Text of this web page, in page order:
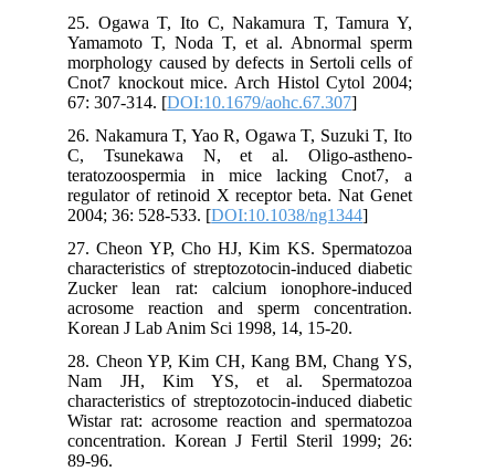
25. Ogawa T, Ito C, Nakamura T, Tamura Y,
Yamamoto T, Noda T, et al. Abnormal sperm
morphology caused by defects in Sertoli cells of
Cnot7 knockout mice. Arch Histol Cytol 2004;
67: 307-314. [DOI:10.1679/aohc.67.307
26. Nakamura T, Yao R, Ogawa T, Suzuki T, Ito
C, Tsunekawa N, et al. Oligo-astheno-
teratozoospermia in mice lacking Cnot7, a
regulator of retinoid X receptor beta. Nat Genet
2004; 36: 528-533. [DOI:10.1038/ng1344
27. Cheon YP, Cho HJ, Kim KS. Spermatozoa
characteristics of streptozotocin-induced diabetic
Zucker lean rat: calcium ionophore-induced
acrosome reaction and sperm concentration.
Korean J Lab Anim Sci 1998, 14, 15-20.
28. Cheon YP, Kim CH, Kang BM, Chang YS,
Nam JH, Kim YS, et al. Spermatozoa
characteristics of streptozotocin-induced diabetic
Wistar rat: acrosome reaction and spermatozoa
concentration. Korean J Fertil Steril 1999; 26:
89-96.